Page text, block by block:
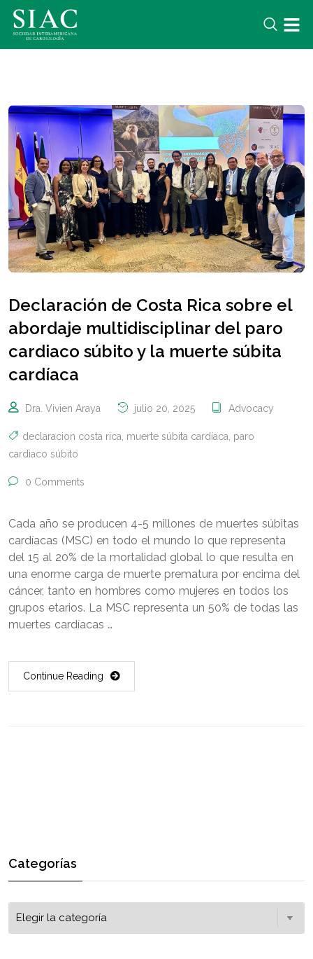
Declaración de Costa Rica sobre el
abordaje multidisciplinar del paro
cardiaco súbito y la muerte súbita
cardíaca
Dra. Vivien Araya julio 20, 2025 Advocacy
declaracion costa rica muerte súbita cardíaca paro
cardiaco súbito
0 Comments
Cada año se producen 4-5 millones de muertes súbitas
cardíacas (MSC) en todo el mundo lo que representa
del 15 al 20% de la mortalidad global lo que resulta en
una enorme carga de muerte prematura por encima del
cáncer, tanto en hombres como mujeres en todos los
grupos etarios. La MSC representa un 50% de todas las
muertes cardíacas …
Continue Reading
Categorías